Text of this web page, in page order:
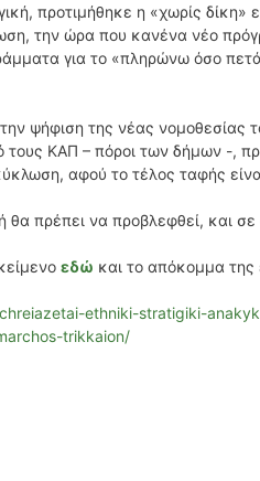
προτιμήθηκε η «χωρίς
την ώρα που κανένα νέο
για το «πληρώνω όσο
ψήφιση της νέας νομοθεσίας
ΚΑΠ – πόροι των δήμων -,
αφού το τέλος ταφής
θα πρέπει να προβλεφθεί, και
εδώ και το απόκομμα της
ethniki-stratigiki-
trikkaion/